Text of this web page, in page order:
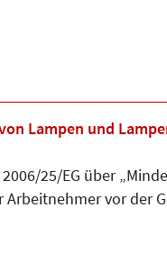
Lampen und
25/EG über
Arbeitnehmer vor der